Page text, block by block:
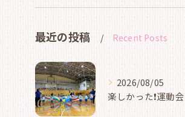
最近の投稿 Recent Posts
2026/08/05
楽しかった❗運動